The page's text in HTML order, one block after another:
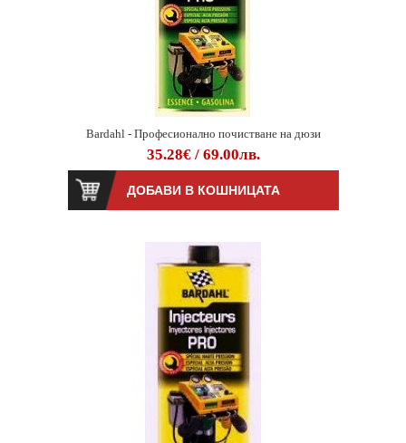
Bardahl - Професионално почистване на дюзи
35.28€ / 69.00лв.